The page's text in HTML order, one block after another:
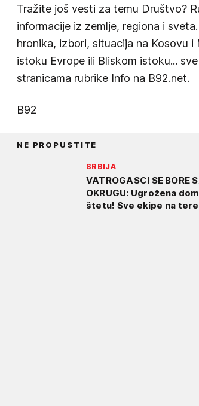
Tražite još vesti za temu Društvo?
informacije iz zemlje, regiona i
hronika, izbori, situacija na Kosovu
istoku Evrope ili Bliskom istoku...
stranicama rubrike Info na B92.net.
B92
NE PROPUSTITE
SRBIJA
VATROGASCI SE BORE
OKRUGU: Ugrožena
štetu! Sve ekipe na